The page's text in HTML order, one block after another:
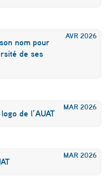
AVR 2026
nom pour
de ses
MAR 2026
de l’AUAT
MAR 2026